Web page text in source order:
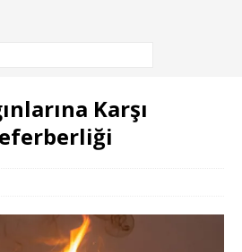
Karşı